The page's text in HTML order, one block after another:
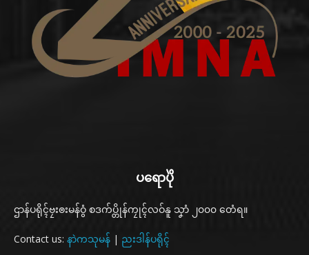
ပရောပိုဲ
ဌာန်ပရိုၚ်ဗၠးၜးမန်ဝွံ စဒက်ပ္တိုန်ကၠုၚ်လဝ်နူ သၞာံ ၂၀၀၀ တေံရ။
Contact us: နာဲကသုမန် | ညးဒါန်ပရိုၚ်